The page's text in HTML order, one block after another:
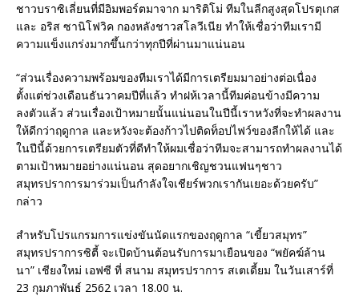
ชาวบราซิเลี่ยนที่มีอิมพอร์ตมาจาก มาริติโม่ ทีมในลีกสูงสุดโปรตุเกส
และ อริส ซานิโฟวิค กองหลังชาวสโลวีเนีย ทำให้เชื่อว่าทีมเรามี
ความแข็งแกร่งมากขึ้นกว่าทุกปีที่ผ่านมาแน่นอน
“ส่วนเรื่องความพร้อมของทีมเราได้มีการเตรียมมาอย่างต่อเนื่อง
ตั้งแต่ช่วงเดือนธันวาคมปีที่แล้ว ทำฝห้เวลานี้ทีมค่อนข้างมีความ
ลงตัวแล้ว ส่วนเรื่องเป้าหมายนั้นแน่นอนในปีนี้เราหวังที่จะทำผลงาน
ให้ดีกว่าฤดูกาล และหวังจะต้องก้าวไปติดท็อปไฟว์ของลีกให้ได้ และ
ในปีนี้ด้วยการเตรียมตัวที่ดีทำให้ผมเชื่อว่าทีมจะสามารถทำผลงานได้
ตามเป้าหมายอย่างแน่นอน สุดอยากเชิญชวนแฟนๆชาว
สมุทรปราการมาร่วมเป็นกำลังใจเชียร์พวกเรากันเยอะด้วยครับ”
กล่าว
สำหรับโปรแกรมการแข่งขันนัดแรกของฤดูกาล “เขี้ยวสมุทร”
สมุทรปราการซิตี้ จะเปิดบ้านต้อนรับการมาเยือนของ “พยัคฆ์ล้าน
นา” เชียงใหม่ เอฟซี ที่ สนาม สมุทรปราการ สเตเดี้ยม ในวันเสาร์ที่
23 กุมภาพันธ์ 2562 เวลา 18.00 น.